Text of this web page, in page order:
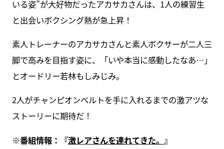
いる姿”が大好物だったアカサカさんは、1人の練習生
と出会いボクシング熱が急上昇！
素人トレーナーのアカサカさんと素人ボクサーが二人三
脚で高みを目指す姿に、「いや本当に感動したなあ…」
とオードリー若林もしみじみ。
2人がチャンピオンベルトを手に入れるまでの激アツな
ストーリーに期待だ！
※番組情報：『激レアさんを連れてきた。 』